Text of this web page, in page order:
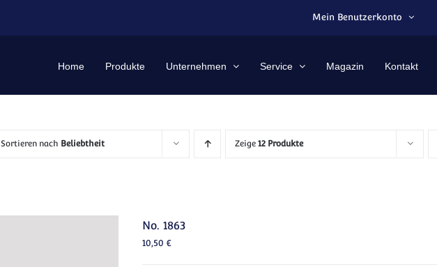
Mein Benutzerkonto
Home Produkte Unternehmen Service Magazin Kontakt
Sortieren nach Beliebtheit Zeige12 Produkte
No. 1863
10,50 €